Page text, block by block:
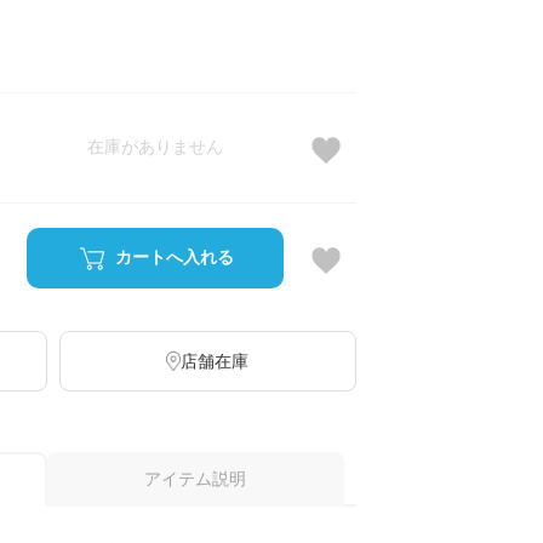
在庫がありません
カートへ入れる
店舗在庫
アイテム説明